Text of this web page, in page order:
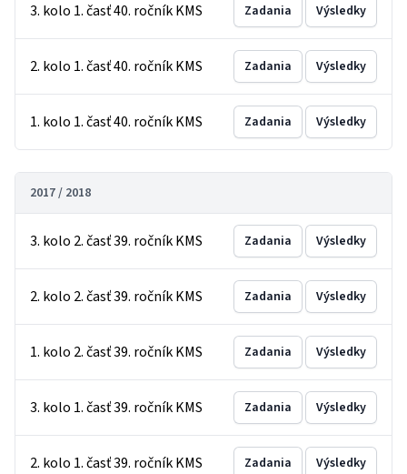
3. kolo 1. časť 40. ročník KMS Zadania Výsledky
2. kolo 1. časť 40. ročník KMS Zadania Výsledky
1. kolo 1. časť 40. ročník KMS Zadania Výsledky
2017 / 2018
3. kolo 2. časť 39. ročník KMS Zadania Výsledky
2. kolo 2. časť 39. ročník KMS Zadania Výsledky
1. kolo 2. časť 39. ročník KMS Zadania Výsledky
3. kolo 1. časť 39. ročník KMS Zadania Výsledky
2. kolo 1. časť 39. ročník KMS Zadania Výsledky